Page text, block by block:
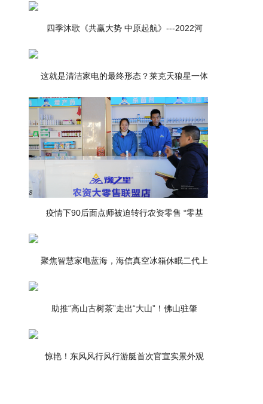
四季沐歌《共赢大势 中原起航》---2022河
这就是清洁家电的最终形态？莱克天狼星一体
疫情下90后面点师被迫转行农资零售 “零基
聚焦智慧家电蓝海，海信真空冰箱休眠二代上
助推“高山古树茶”走出“大山”！佛山驻肇
惊艳！东风风行风行游艇首次官宣实景外观